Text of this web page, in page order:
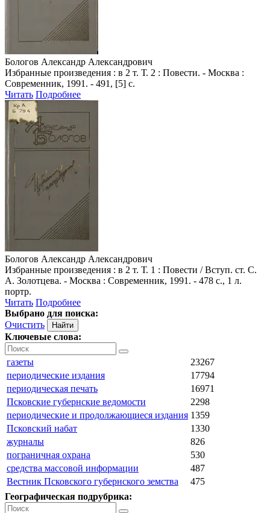
Бологов Александр Александрович
Избранные произведения : в 2 т. Т. 2 : Повести. - Москва :
Современник, 1991. - 491, [5] с.
Читать Подробнее
Бологов Александр Александрович
Избранные произведения : в 2 т. Т. 1 : Повести / Вступ. ст. С.
А. Золотцева. - Москва : Современник, 1991. - 478 с., 1 л.
портр.
Читать Подробнее
Выбрано для поиска:
Очистить
Ключевые слова:
газеты
23267
периодические издания
17794
периодическая печать
16971
Псковские губернские ведомости
2298
периодические и продолжающиеся издания 1359
Псковский набат
1330
журналы
826
пограничная охрана
530
средства массовой информации
487
Вестник Псковского губернского земства
475
Географическая подрубрика: